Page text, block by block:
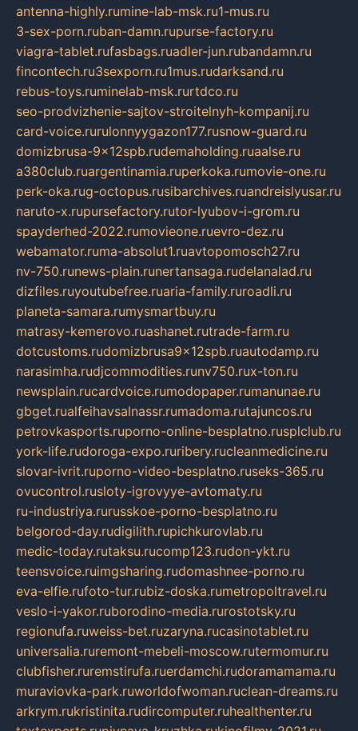
antenna-highly.rumine-lab-msk.ru1-mus.ru
3-sex-porn.ruban-damn.rupurse-factory.ru
viagra-tablet.rufasbags.ruadler-jun.rubandamn.ru
fincontech.ru3sexporn.ru1mus.rudarksand.ru
rebus-toys.ruminelab-msk.rurtdco.ru
seo-prodvizhenie-sajtov-stroitelnyh-kompanij.ru
card-voice.rurulonnyygazon177.rusnow-guard.ru
domizbrusa-9x12spb.rudemaholding.ruaalse.ru
a380club.ruargentinamia.ruperkoka.rumovie-one.ru
perk-oka.rug-octopus.rusibarchives.ruandreislyusar.ru
naruto-x.rupursefactory.rutor-lyubov-i-grom.ru
spayderhed-2022.rumovieone.ruevro-dez.ru
webamator.ruma-absolut1.ruavtopomosch27.ru
nv-750.runews-plain.runertansaga.rudelanalad.ru
dizfiles.ruyoutubefree.ruaria-family.ruroadli.ru
planeta-samara.rumysmartbuy.ru
matrasy-kemerovo.ruashanet.rutrade-farm.ru
dotcustoms.rudomizbrusa9x12spb.ruautodamp.ru
narasimha.rudjcommodities.runv750.rux-ton.ru
newsplain.rucardvoice.rumodopaper.rumanunae.ru
gbget.rualfeihavsalnassr.rumadoma.rutajuncos.ru
petrovkasports.ruporno-online-besplatno.rusplclub.ru
york-life.rudoroga-expo.ruribery.rucleanmedicine.ru
slovar-ivrit.ruporno-video-besplatno.ruseks-365.ru
ovucontrol.rusloty-igrovyye-avtomaty.ru
ru-industriya.rurusskoe-porno-besplatno.ru
belgorod-day.rudigilith.rupichkurovlab.ru
medic-today.rutaksu.rucomp123.rudon-ykt.ru
teensvoice.ruimgsharing.rudomashnee-porno.ru
eva-elfie.rufoto-tur.rubiz-doska.rumetropoltravel.ru
veslo-i-yakor.ruborodino-media.rurostotsky.ru
regionufa.ruweiss-bet.ruzaryna.rucasinotablet.ru
universalia.ruremont-mebeli-moscow.rutermomur.ru
clubfisher.ruremstirufa.ruerdamchi.rudoramamama.ru
muraviovka-park.ruworldofwoman.ruclean-dreams.ru
arkrym.rukristinita.rudircomputer.ruhealthenter.ru